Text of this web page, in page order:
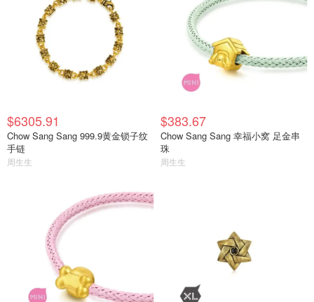
$6305.91
Chow Sang Sang 999.9黄金锁子纹
手链
周生生
$383.67
Chow Sang Sang 幸福小窝 足金串
珠
周生生